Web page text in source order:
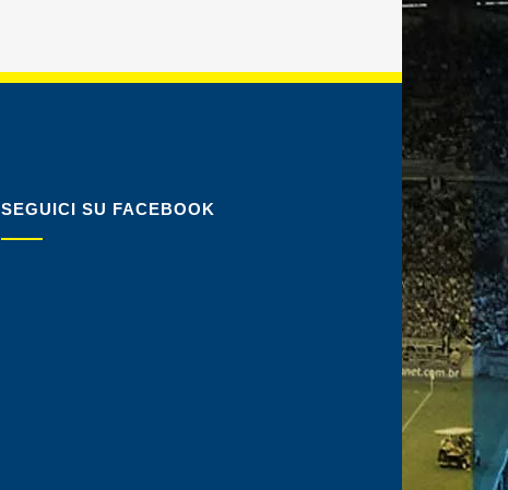
SEGUICI SU FACEBOOK